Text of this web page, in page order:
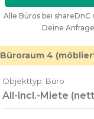
Alle Büros bei
Deine
Büroraum 4
Objekttyp: Büro
All-incl.-Miete